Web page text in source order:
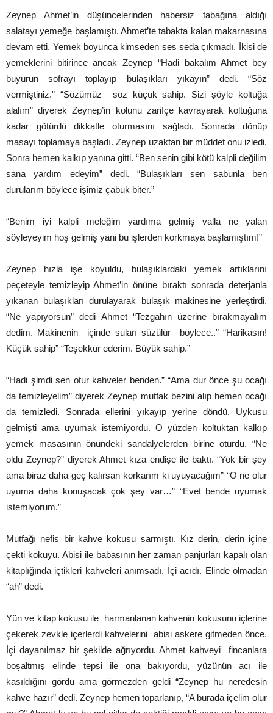
Zeynep Ahmet’in düşüncelerinden habersiz tabağına aldığı
salatayı yemeğe başlamıştı. Ahmet’te tabakta kalan makarnasına
devam etti. Yemek boyunca kimseden ses seda çıkmadı. İkisi de
yemeklerini bitirince ancak Zeynep “Hadi bakalım Ahmet bey
buyurun sofrayı toplayıp bulaşıkları yıkayın” dedi. “Söz
vermiştiniz.” “Sözümüz söz küçük sahip. Sizi şöyle koltuğa
alalım” diyerek Zeynep’in kolunu zarifçe kavrayarak koltuğuna
kadar götürdü dikkatle oturmasını sağladı. Sonrada dönüp
masayı toplamaya başladı. Zeynep uzaktan bir müddet onu izledi.
Sonra hemen kalkıp yanına gitti. “Ben senin gibi kötü kalpli değilim
sana yardım edeyim” dedi. “Bulaşıkları sen sabunla ben
durularım böylece işimiz çabuk biter.”
“Benim iyi kalpli meleğim yardıma gelmiş valla ne yalan
söyleyeyim hoş gelmiş yani bu işlerden korkmaya başlamıştım!”
Zeynep hızla işe koyuldu, bulaşıklardaki yemek artıklarını
peçeteyle temizleyip Ahmet’in önüne bıraktı sonrada deterjanla
yıkanan bulaşıkları durulayarak bulaşık makinesine yerleştirdi.
“Ne yapıyorsun” dedi Ahmet “Tezgahın üzerine bırakmayalım
dedim. Makinenin içinde suları süzülür böylece..” “Harikasın!
Küçük sahip” “Teşekkür ederim. Büyük sahip.”
“Hadi şimdi sen otur kahveler benden.” “Ama dur önce şu ocağı
da temizleyelim” diyerek Zeynep mutfak bezini alıp hemen ocağı
da temizledi. Sonrada ellerini yıkayıp yerine döndü. Uykusu
gelmişti ama uyumak istemiyordu. O yüzden koltuktan kalkıp
yemek masasının önündeki sandalyelerden birine oturdu. “Ne
oldu Zeynep?” diyerek Ahmet kıza endişe ile baktı. “Yok bir şey
ama biraz daha geç kalırsan korkarım ki uyuyacağım” “O ne olur
uyuma daha konuşacak çok şey var…” “Evet bende uyumak
istemiyorum.”
Mutfağı nefis bir kahve kokusu sarmıştı. Kız derin, derin içine
çekti kokuyu. Abisi ile babasının her zaman panjurları kapalı olan
kitaplığında içtikleri kahveleri anımsadı. İçi acıdı. Elinde olmadan
“ah” dedi.
Yün ve kitap kokusu ile harmanlanan kahvenin kokusunu içlerine
çekerek zevkle içerlerdi kahvelerini abisi askere gitmeden önce.
İçi dayanılmaz bir şekilde ağrıyordu. Ahmet kahveyi fincanlara
boşaltmış elinde tepsi ile ona bakıyordu, yüzünün acı ile
kasıldığını gördü ama görmezden geldi “Zeynep hu neredesin
kahve hazır” dedi. Zeynep hemen toparlanıp, “A burada içelim olur